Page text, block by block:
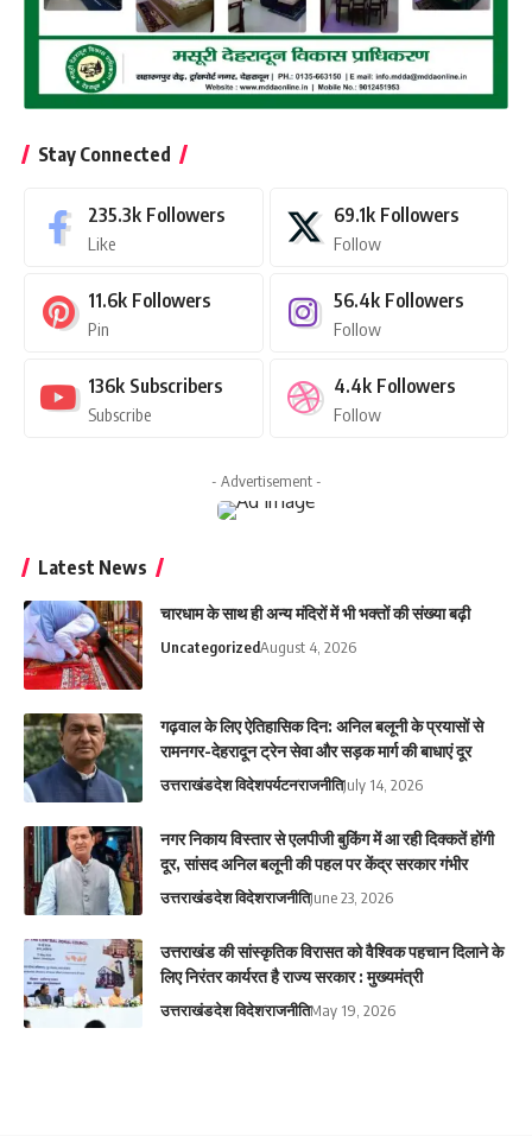
Stay Connected
235.3k Followers
Like
69.1k Followers
Follow
11.6k Followers
Pin
56.4k Followers
Follow
136k Subscribers
Subscribe
4.4k Followers
Follow
- Advertisement -
Latest News
चारधाम के साथ ही अन्य मंदिरों में भी भक्तों की संख्या बढ़ी
UncategorizedAugust 4, 2026
गढ़वाल के लिए ऐतिहासिक दिन: अनिल बलूनी के प्रयासों से
रामनगर-देहरादून ट्रेन सेवा और सड़क मार्ग की बाधाएं दूर
उत्तराखंडदेश विदेशपर्यटनराजनीतिJuly 14, 2026
नगर निकाय विस्तार से एलपीजी बुकिंग में आ रही दिक्कतें होंगी
दूर, सांसद अनिल बलूनी की पहल पर केंद्र सरकार गंभीर
उत्तराखंडदेश विदेशराजनीतिJune 23, 2026
उत्तराखंड की सांस्कृतिक विरासत को वैश्विक पहचान दिलाने के
लिए निरंतर कार्यरत है राज्य सरकार : मुख्यमंत्री
उत्तराखंडदेश विदेशराजनीतिMay 19, 2026